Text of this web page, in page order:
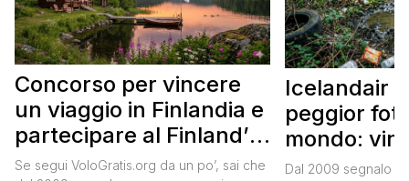
Concorso per vincere
un viaggio in Finlandia e
partecipare al Finland’s
Official Tasting
Se segui VoloGratis.org da un po’, sai che
Icelandair
peggior
mondo:
in Islanda
Dal 2009 segnalo